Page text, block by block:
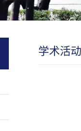
学术活动